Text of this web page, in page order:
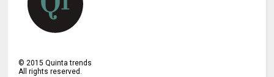
©2015 Quinta trends
All rights reserved.